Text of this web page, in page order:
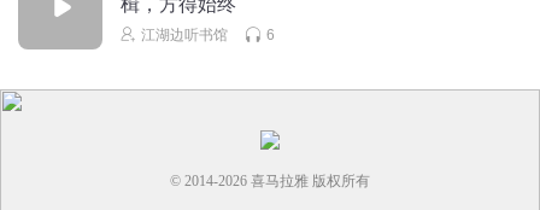
楫，方得始终
江湖边听书馆 6
© 2014-2026 喜马拉雅 版权所有